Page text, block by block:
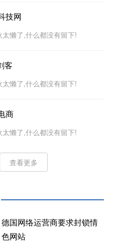
技网
太懒了,什么都没有留下!
客
太懒了,什么都没有留下!
商
太懒了,什么都没有留下!
查看更多
德国网络运营商要求封锁情
色网站